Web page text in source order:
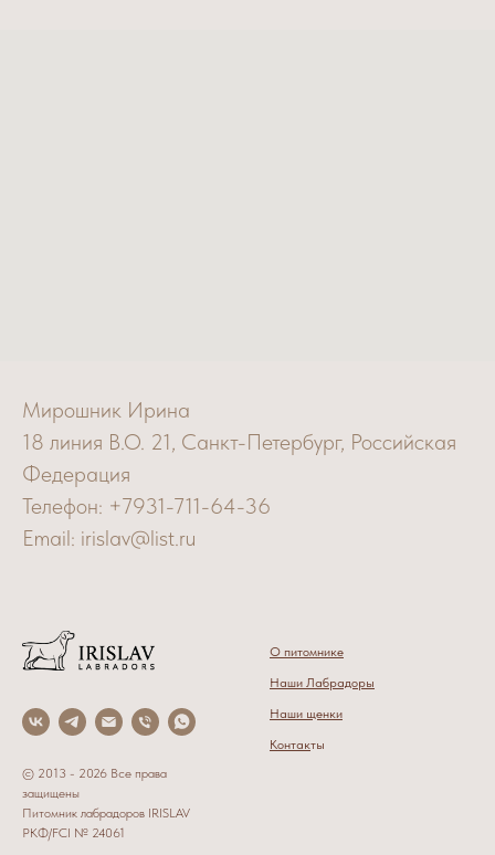
Мирошник Ирина
18 линия В.О. 21, Санкт-Петербург, Российская
Федерация
Телефон: +7931-711-64-36
Email: irislav@list.ru
© 2013 - 2026 Все права
защищены
Питомник лабрадоров IRISLAV
РКФ/FCI № 24061
О питомнике
Наши Лабрадоры
Наши щенки
Контакты